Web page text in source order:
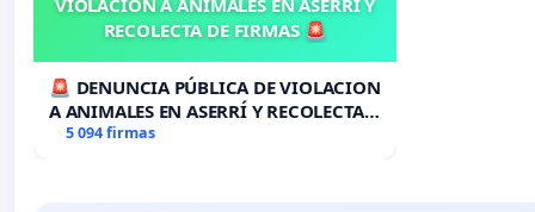
RECOLECTA DE FIRMAS 🚨
🚨 DENUNCIA PÚBLICA DE VIOLACION
A ANIMALES EN ASERRÍ Y RECOLECTA
DE FIRMAS 🚨
5 094 firmas